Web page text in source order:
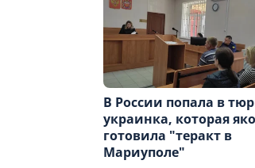
В России попала в
украинка, которая
готовила "теракт в
Мариуполе"